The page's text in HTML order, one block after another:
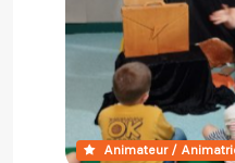
Animateur /